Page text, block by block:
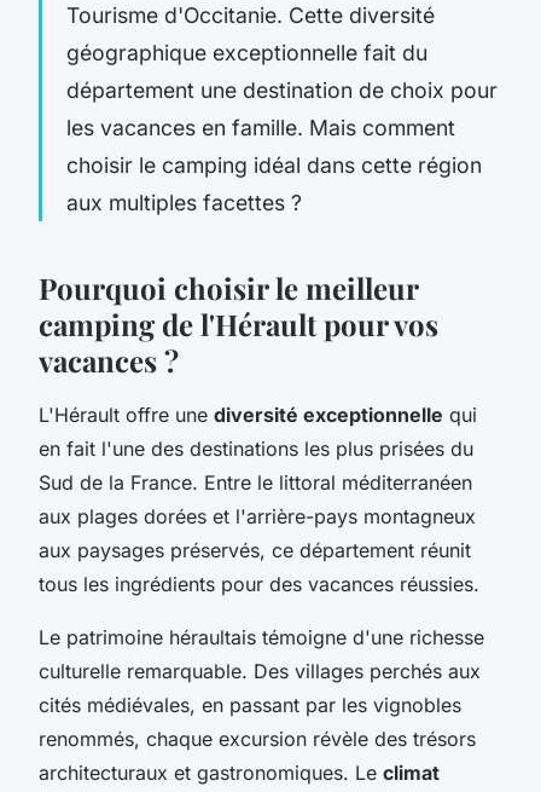
Tourisme d'Occitanie. Cette diversité
géographique exceptionnelle fait du
département une destination de choix pour
les vacances en famille. Mais comment
choisir le camping idéal dans cette région
aux multiples facettes ?
Pourquoi choisir le meilleur
camping de l'Hérault pour vos
vacances ?
L'Hérault offre une diversité exceptionnelle qui
en fait l'une des destinations les plus prisées du
Sud de la France. Entre le littoral méditerranéen
aux plages dorées et l'arrière-pays montagneux
aux paysages préservés, ce département réunit
tous les ingrédients pour des vacances réussies.
Le patrimoine héraultais témoigne d'une richesse
culturelle remarquable. Des villages perchés aux
cités médiévales, en passant par les vignobles
renommés, chaque excursion révèle des trésors
architecturaux et gastronomiques. Le climat